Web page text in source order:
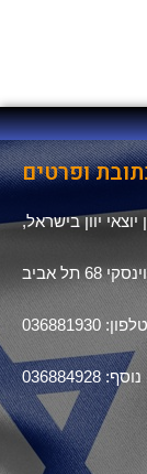
ופרטים
יוצאי יוון בישראל,
68 תל אביב
טלפון: 036881930
036884928